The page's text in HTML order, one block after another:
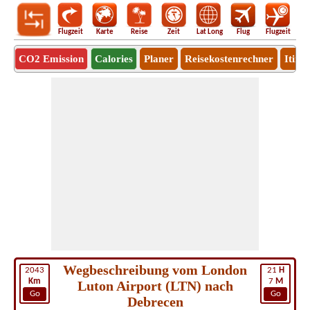
Flugzeit Karte Reise Zeit Lat Long Flug Flugzeit
CO2 Emission Calories Planer Reisekostenrechner
2043
Km
Go
21 H
7 M
Go
Wegbeschreibung vom London
Luton Airport (LTN) nach
Debrecen